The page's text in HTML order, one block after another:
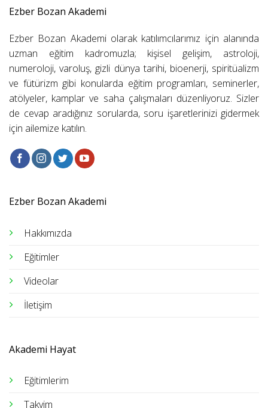
Ezber Bozan Akademi
Ezber Bozan Akademi olarak katılımcılarımız için alanında
uzman eğitim kadromuzla; kişisel gelişim, astroloji,
numeroloji, varoluş, gizli dünya tarihi, bioenerji, spiritüalizm
ve fütürizm gibi konularda eğitim programları, seminerler,
atölyeler, kamplar ve saha çalışmaları düzenliyoruz. Sizler
de cevap aradığınız sorularda, soru işaretlerinizi gidermek
için ailemize katılın.
Ezber Bozan Akademi
Hakkımızda
Eğitimler
Videolar
İletişim
Akademi Hayat
Eğitimlerim
Takvim